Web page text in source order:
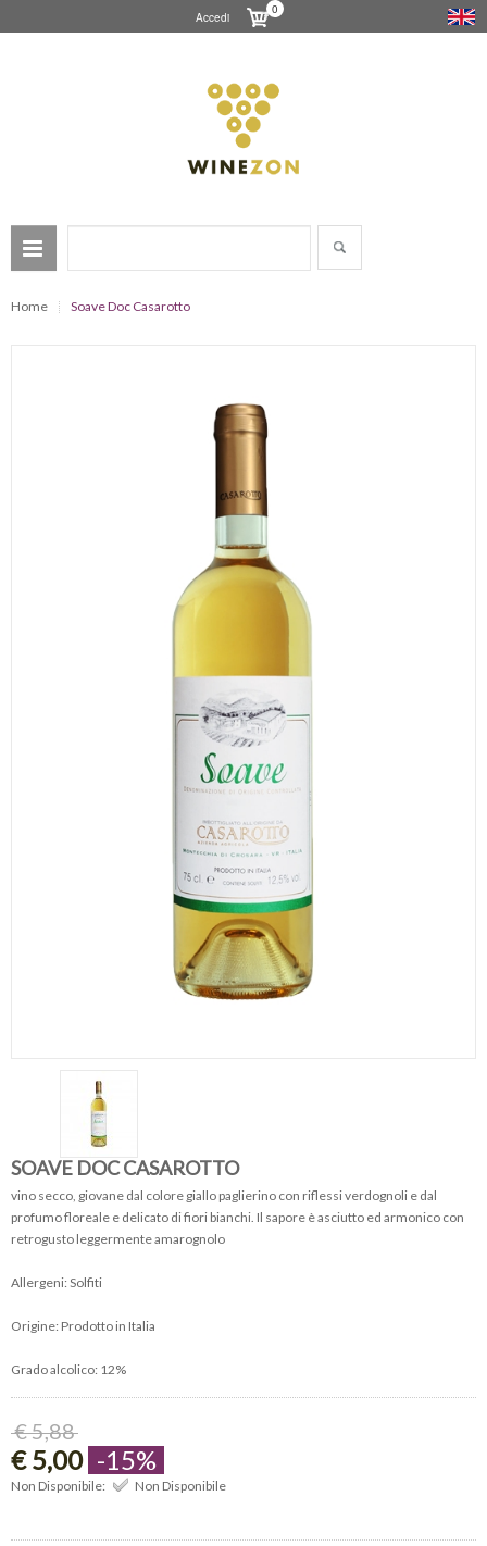
Accedi
0
Home Soave Doc Casarotto
SOAVE DOC CASAROTTO
vino secco, giovane dal colore giallo paglierino con riflessi verdognoli e dal
profumo floreale e delicato di fiori bianchi. Il sapore è asciutto ed armonico con
retrogusto leggermente amarognolo
Allergeni: Solfiti
Origine: Prodotto in Italia
Grado alcolico: 12%
€ 5,88
€ 5,00 -15%
Non Disponibile: Non Disponibile